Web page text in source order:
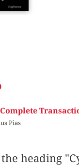
Complete
Pias
heading